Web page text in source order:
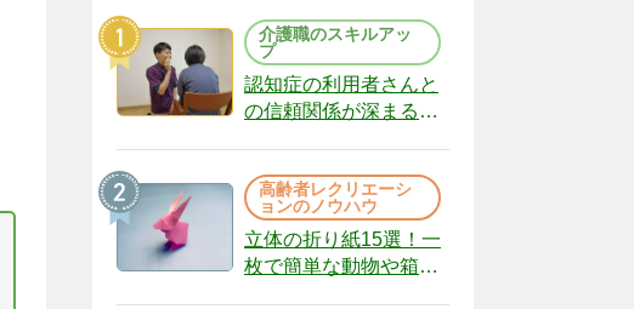
介護職のスキルアッ
プ
認知症の利用者さんと
の信頼関係が深まる声
（22）
高齢者レクリエーシ
ョンのノウハウ
立体の折り紙15選！一
枚で簡単な動物や箱、